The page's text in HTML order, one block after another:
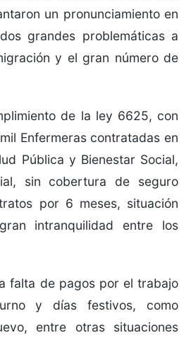
un pronunciamiento en
grandes problemáticas a
y el gran número de
de la ley 6625, con
Enfermeras contratadas en
Pública y Bienestar Social,
sin cobertura de seguro
por 6 meses, situación
intranquilidad entre los
falta de pagos por el trabajo
y días festivos, como
entre otras situaciones